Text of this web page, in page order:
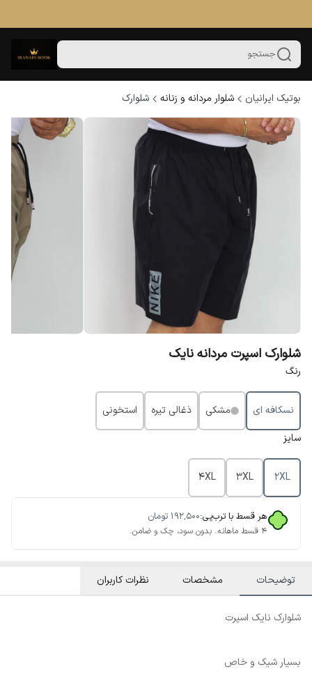
جستجو
بوتیک ایرانیان شلوار مردانه و زنانه شلوارک
شلوارک اسپرت مردانه نایک
رنگ
نسکافه ای مشکی ذغالی تیره
استخونی
سایز
2XL
3XL
4XL
هر قسط با ترب‌پی:۱۹۲٬۵۰۰ تومان
۴ قسط ماهانه. بدون سود، چک و ضامن.
توضیحات مشخصات نظرات کاربران
شلوارک نایک اسپرت
بسیار شیک و خاص